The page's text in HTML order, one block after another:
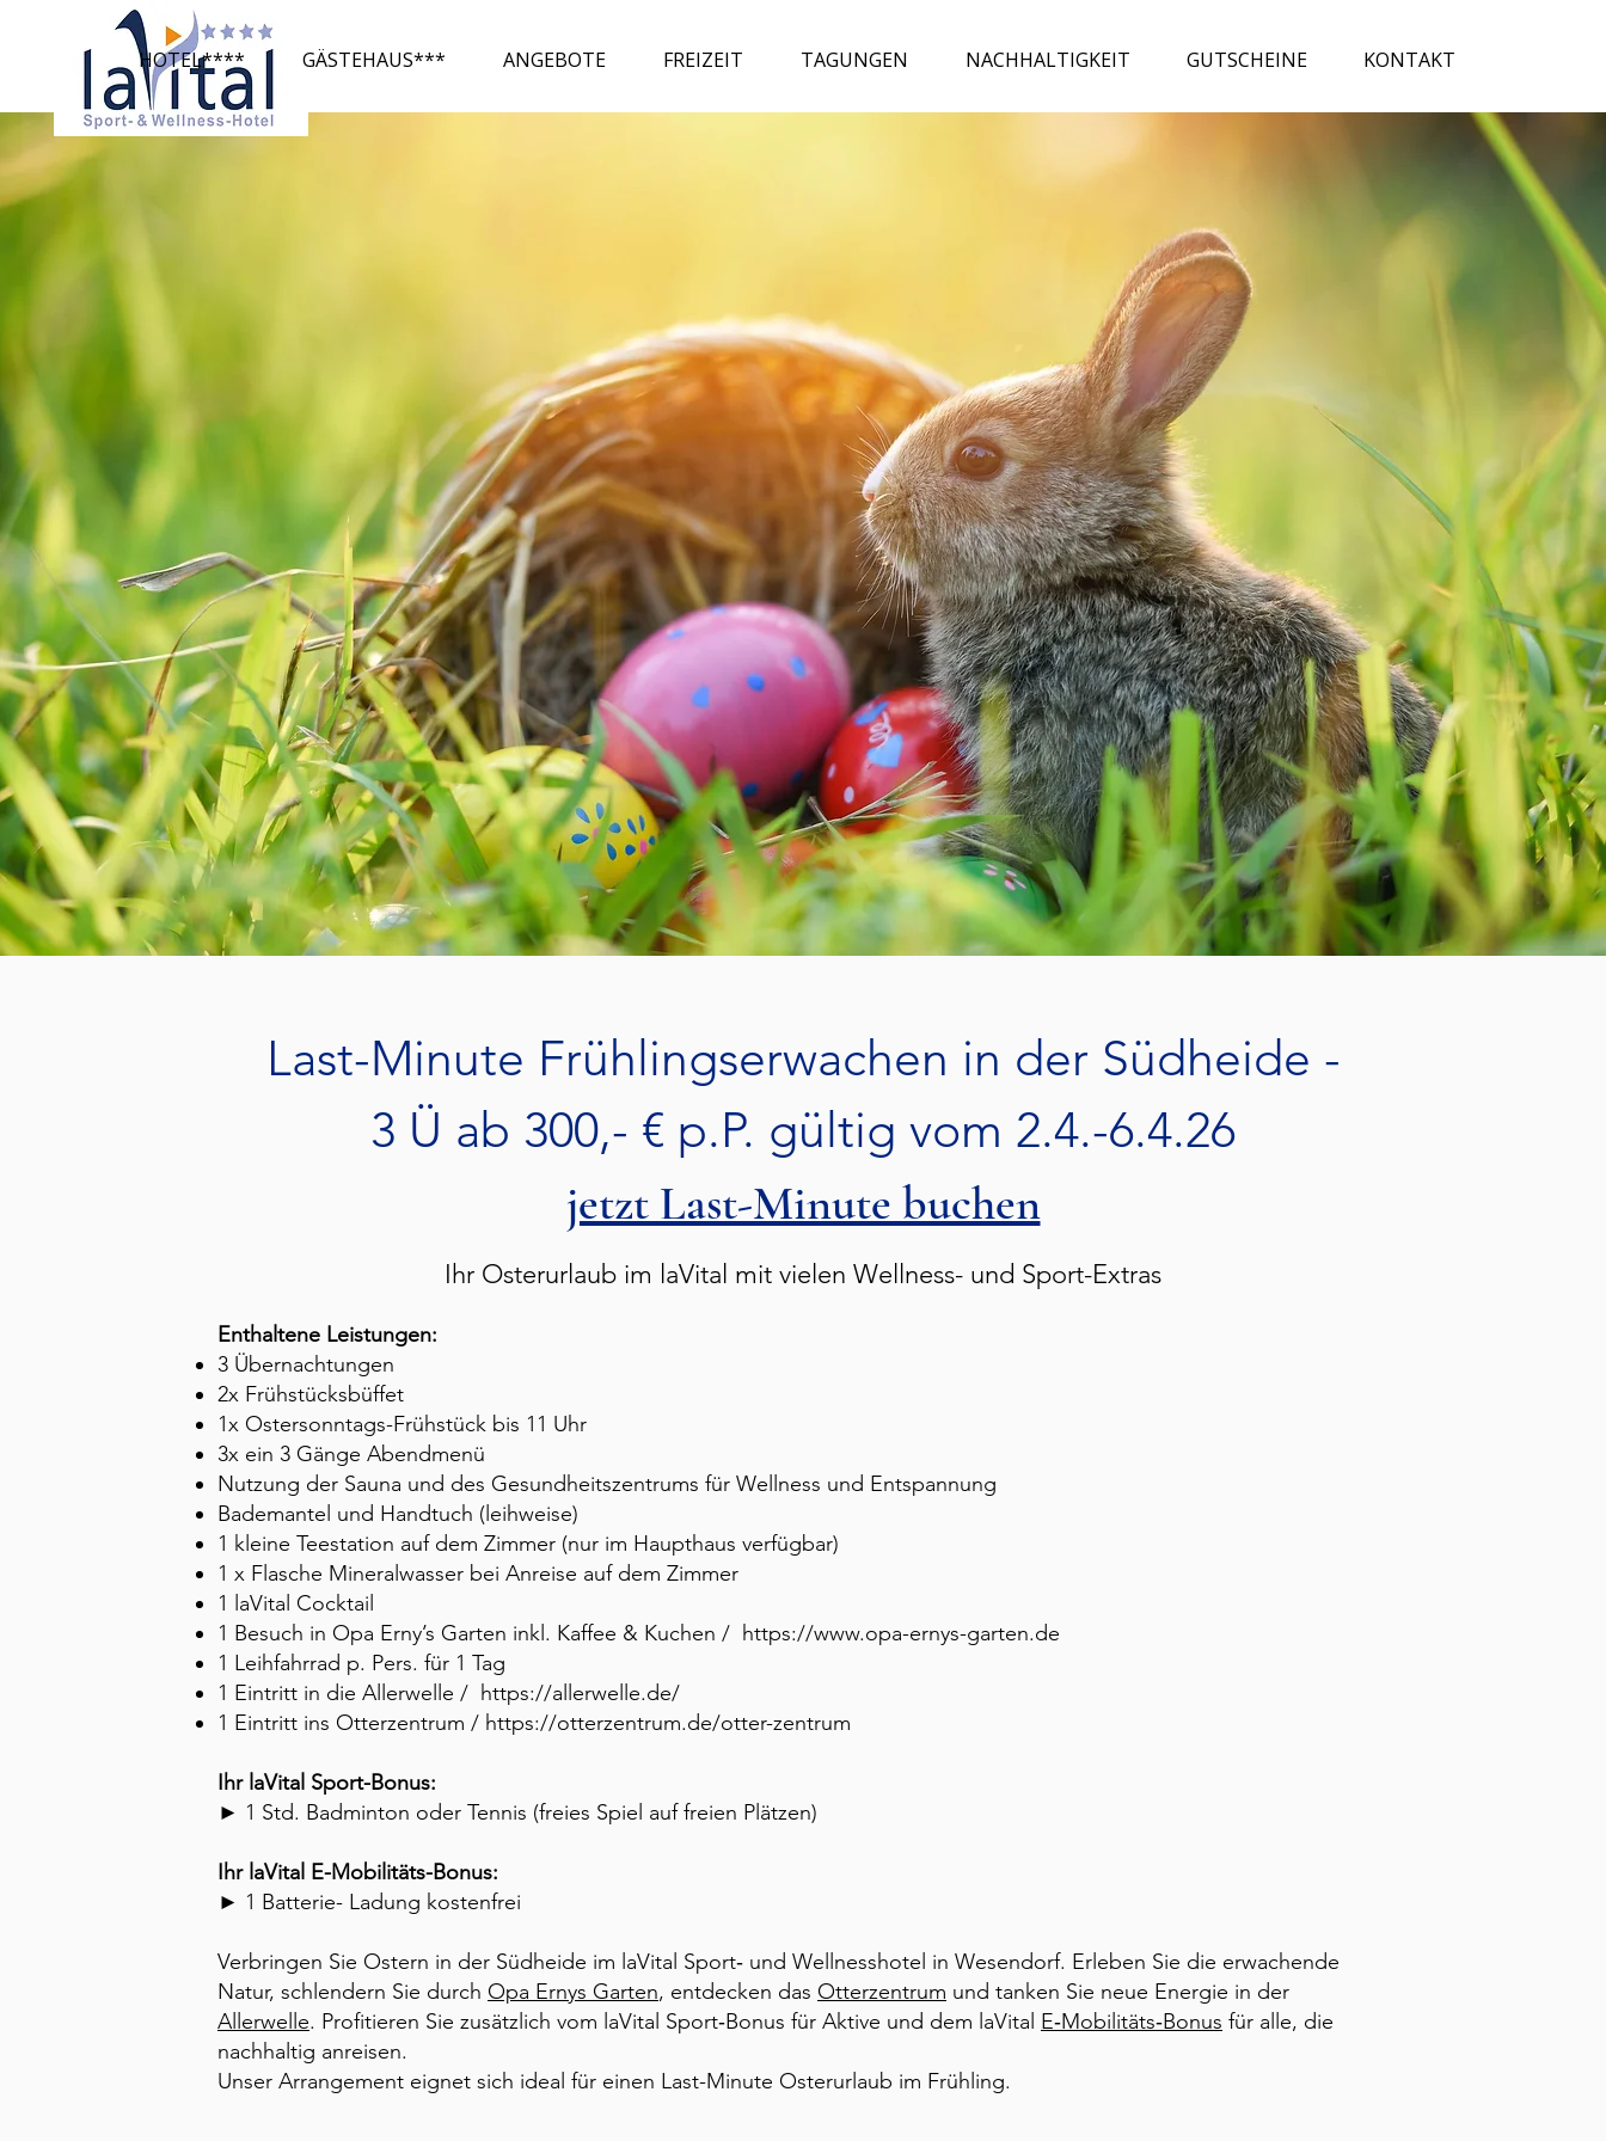
HOTEL**** GÄSTEHAUS*** ANGEBOTE FREIZEIT TAGUNGEN NACHHALTIGKEIT GUTSCHEINE KONTAKT
Last-Minute Frühlingserwachen in der Südheide -
3 Ü ab 300,- € p.P. gültig vom 2.4.-6.4.26
jetzt Last-Minute buchen
Ihr Osterurlaub im laVital mit vielen Wellness- und Sport-Extras
Enthaltene Leistungen:
3 Übernachtungen
2x Frühstücksbüffet
1x Ostersonntags-Frühstück bis 11 Uhr
3x ein 3 Gänge Abendmenü
Nutzung der Sauna und des Gesundheitszentrums für Wellness und Entspannung
Bademantel und Handtuch (leihweise)
1 kleine Teestation auf dem Zimmer (nur im Haupthaus verfügbar)
1 x Flasche Mineralwasser bei Anreise auf dem Zimmer
1 laVital Cocktail
1 Besuch in Opa Erny’s Garten inkl. Kaffee & Kuchen / https://www.opa-ernys-garten.de
1 Leihfahrrad p. Pers. für 1 Tag
1 Eintritt in die Allerwelle / https://allerwelle.de/
1 Eintritt ins Otterzentrum / https://otterzentrum.de/otter-zentrum
Ihr laVital Sport-Bonus:
► 1 Std. Badminton oder Tennis (freies Spiel auf freien Plätzen)
Ihr laVital E-Mobilitäts-Bonus:
► 1 Batterie- Ladung kostenfrei
Verbringen Sie Ostern in der Südheide im laVital Sport‑ und Wellnesshotel in Wesendorf. Erleben Sie die erwachende
Natur, schlendern Sie durch Opa Ernys Garten, entdecken das Otterzentrum und tanken Sie neue Energie in der
Allerwelle. Profitieren Sie zusätzlich vom laVital Sport‑Bonus für Aktive und dem laVital E‑Mobilitäts‑Bonus für alle, die
nachhaltig anreisen.
Unser Arrangement eignet sich ideal für einen Last-Minute Osterurlaub im Frühling.